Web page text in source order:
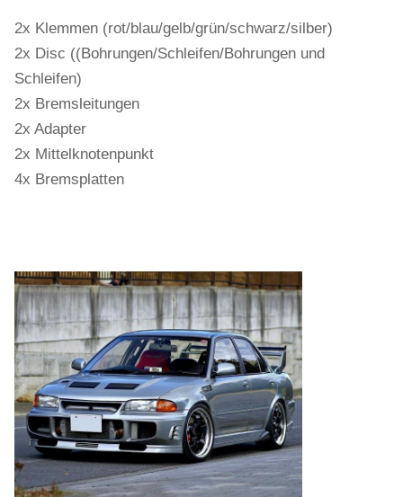
2x Klemmen (rot/blau/gelb/grün/schwarz/silber)
2x Disc ((Bohrungen/Schleifen/Bohrungen und
Schleifen)
2x Bremsleitungen
2x Adapter
2x Mittelknotenpunkt
4x Bremsplatten